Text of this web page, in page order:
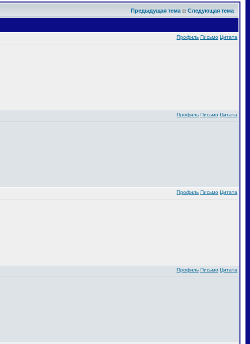
Предыдущая тема :: Следующая тема
Профиль Письмо Цитата
Профиль Письмо Цитата
Профиль Письмо Цитата
Профиль Письмо Цитата